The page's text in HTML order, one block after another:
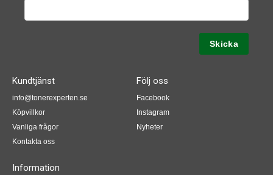
Kundtjänst
info@tonerexperten.se
Köpvillkor
Vanliga frågor
Kontakta oss
Följ oss
Facebook
Instagram
Nyheter
Information